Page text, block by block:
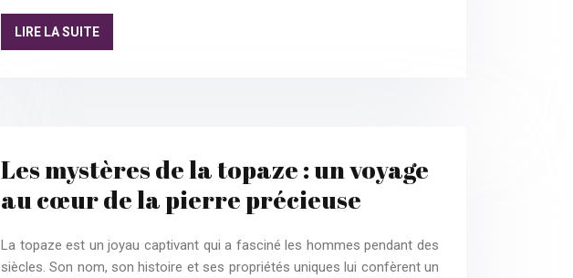
LIRE LA SUITE
Les mystères de la topaze : un voyage
au cœur de la pierre précieuse
La topaze est un joyau captivant qui a fasciné les hommes pendant des
siècles. Son nom, son histoire et ses propriétés uniques lui confèrent un